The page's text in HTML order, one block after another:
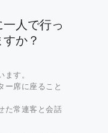
人で行っ
か？
す。
ー席に座ること
た常連客と会話